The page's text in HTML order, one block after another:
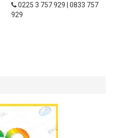
0225 3 757 929 | 0833 757
929